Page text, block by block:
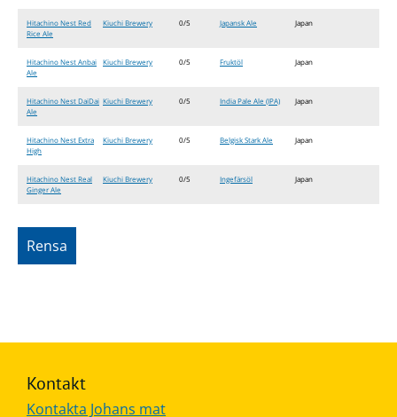
Hitachino Nest Red
Rice Ale
Kiuchi Brewery 0/5 Japansk Ale Japan
Hitachino Nest Anbai
Ale
Kiuchi Brewery 0/5 Fruktöl Japan
Hitachino Nest DaiDai
Ale
Kiuchi Brewery 0/5 India Pale Ale (IPA) Japan
Hitachino Nest Extra
High
Kiuchi Brewery 0/5 Belgisk Stark Ale Japan
Hitachino Nest Real
Ginger Ale
Kiuchi Brewery 0/5 Ingefärsöl Japan
Rensa
Kontakt
Kontakta Johans mat